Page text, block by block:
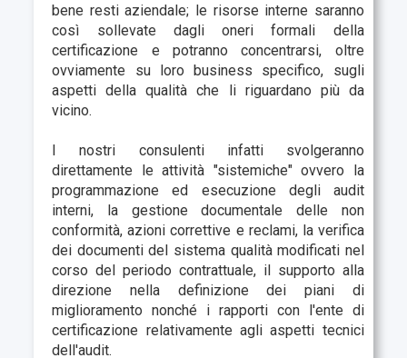
bene resti aziendale; le risorse interne saranno
così sollevate dagli oneri formali della
certificazione e potranno concentrarsi, oltre
ovviamente su loro business specifico, sugli
aspetti della qualità che li riguardano più da
vicino.
I nostri consulenti infatti svolgeranno
direttamente le attività "sistemiche" ovvero la
programmazione ed esecuzione degli audit
interni, la gestione documentale delle non
conformità, azioni correttive e reclami, la verifica
dei documenti del sistema qualità modificati nel
corso del periodo contrattuale, il supporto alla
direzione nella definizione dei piani di
miglioramento nonché i rapporti con l'ente di
certificazione relativamente agli aspetti tecnici
dell'audit.